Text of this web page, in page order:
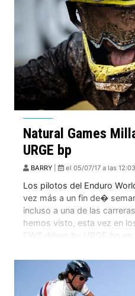
Natural Games
URGE bp
BARRY el 05/07/17 a las
Los pilotos del Enduro
vez más a un fin de�
incluso a una de las
hemos visto, esta vez en
EWS driven by URGE bp